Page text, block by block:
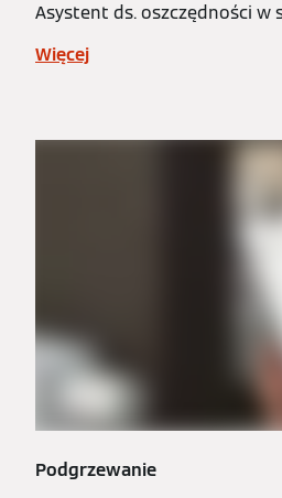
Asystent ds. oszczędności w
Więcej
Podgrzewanie